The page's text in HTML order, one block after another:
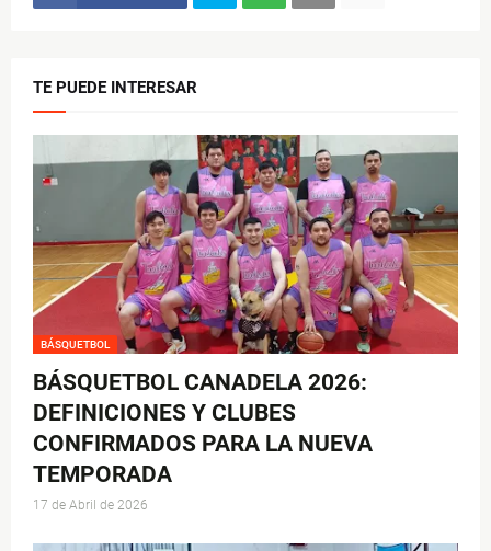
TE PUEDE INTERESAR
BÁSQUETBOL
BÁSQUETBOL CANADELA 2026:
DEFINICIONES Y CLUBES
CONFIRMADOS PARA LA NUEVA
TEMPORADA
17 de Abril de 2026